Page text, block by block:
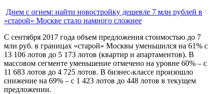
Днем с огнем: найти новостройку дешевле 7 млн рублей в
«старой» Москве стало намного сложнее
С сентября 2017 года объем предложения стоимостью до 7
млн руб. в границах «старой» Москвы уменьшился на 61% с
13 106 лотов до 5 173 лотов (квартир и апартаментов). В
массовом сегменте уменьшение отмечено на уровне 60% – с
11 683 лотов до 4 725 лотов. В бизнес-классе произошло
снижение на 69% – с 1 423 лотов до 448 лотов в текущем
предложении.